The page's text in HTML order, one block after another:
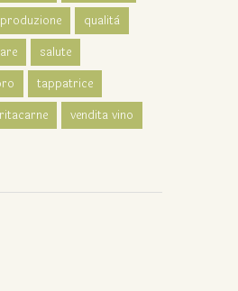
produzione
qualità
salute
tappatrice
vendita vino